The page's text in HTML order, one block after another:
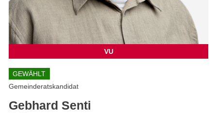
VU
GEWÄHLT
Gemeinderatskandidat
Gebhard Senti